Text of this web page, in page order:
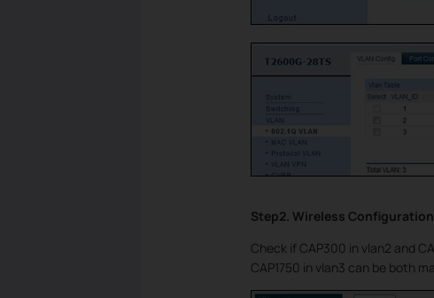
Step2. Wireless
Check if CAP300 in vlan2 and
CAP1750 in vlan3 can be both